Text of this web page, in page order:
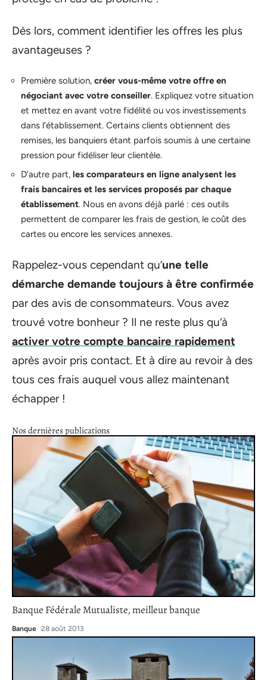
Dès lors, comment identifier les offres les plus
avantageuses ?
Première solution, créer vous-même votre offre en
négociant avec votre conseiller. Expliquez votre situation
et mettez en avant votre fidélité ou vos investissements
dans l’établissement. Certains clients obtiennent des
remises, les banquiers étant parfois soumis à une certaine
pression pour fidéliser leur clientèle.
D’autre part, les comparateurs en ligne analysent les
frais bancaires et les services proposés par chaque
établissement. Nous en avons déjà parlé : ces outils
permettent de comparer les frais de gestion, le coût des
cartes ou encore les services annexes.
Rappelez-vous cependant qu’une telle
démarche demande toujours à être confirmée
par des avis de consommateurs. Vous avez
trouvé votre bonheur ? Il ne reste plus qu’à
activer votre compte bancaire rapidement
après avoir pris contact. Et à dire au revoir à des
tous ces frais auquel vous allez maintenant
échapper !
Nos dernières publications
Banque Fédérale Mutualiste, meilleur banque
Banque 28 août 2013